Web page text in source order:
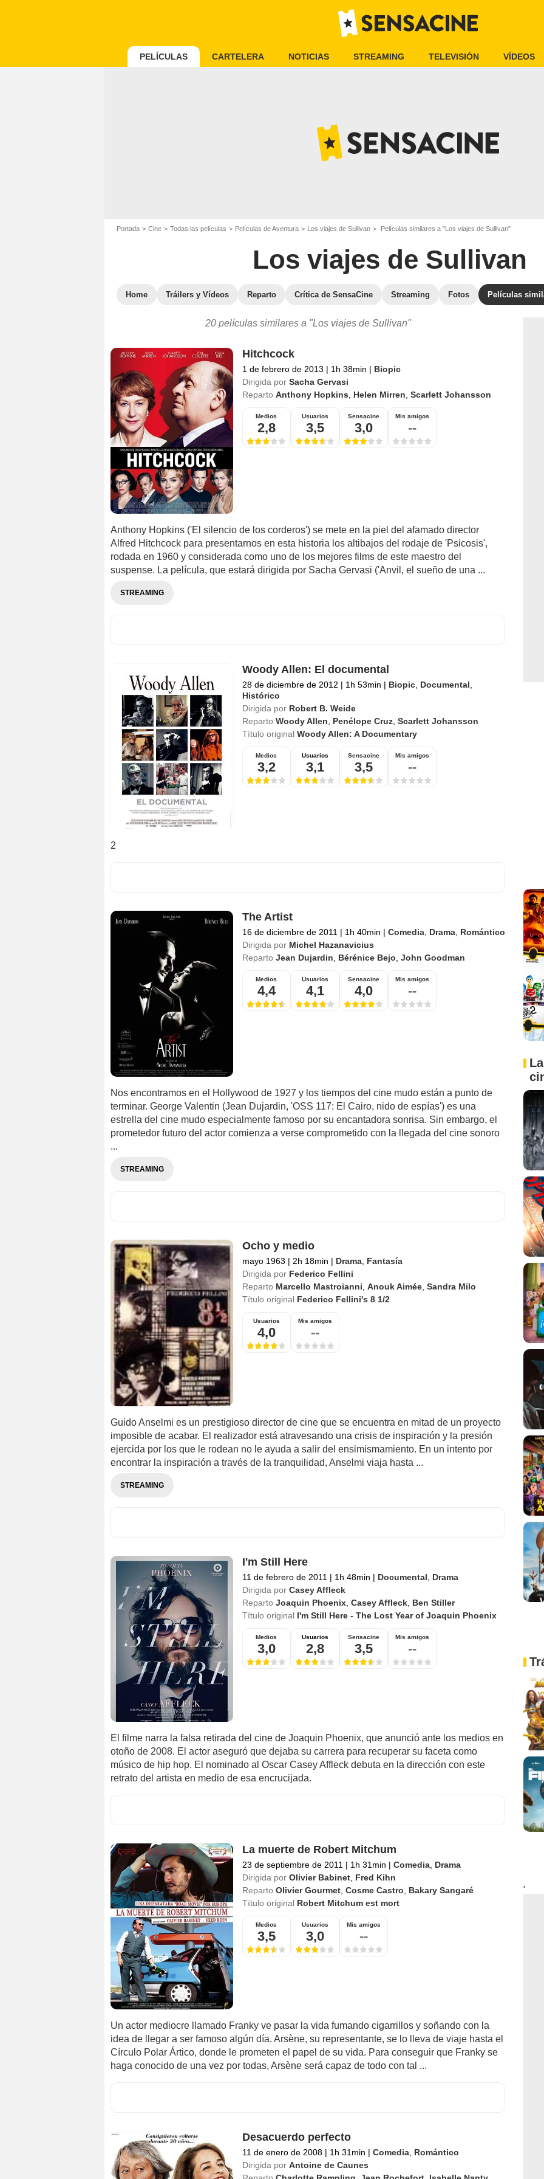
PELÍCULAS CARTELERA NOTICIAS STREAMING TELEVISIÓN VÍDEOS
Portada Cine Todas las películas Películas de Aventura Los viajes de Sullivan Películas similares a "Los viajes de Sullivan"
Los viajes de Sullivan
Home Tráilers y Vídeos Reparto Crítica de SensaCine Streaming Fotos Películas
20 películas similares a "Los viajes de Sullivan"
Hitchcock
1 de febrero de 2013 | 1h 38min | Biopic
Dirigida por Sacha Gervasi
Reparto Anthony Hopkins Helen Mirren Scarlett Johansson
Medios
2,8
Usuarios
3,5
Sensacine
3,0
Mis amigos
--
Anthony Hopkins ('El silencio de los corderos') se mete en la piel del afamado director
Alfred Hitchcock para presentarnos en esta historia los altibajos del rodaje de 'Psicosis',
rodada en 1960 y considerada como uno de los mejores films de este maestro del
suspense. La película, que estará dirigida por Sacha Gervasi ('Anvil, el sueño de una ...
STREAMING
Woody Allen: El documental
28 de diciembre de 2012 | 1h 53min | Biopic, Documental
Histórico
Dirigida por Robert B. Weide
Reparto Woody Allen Penélope Cruz, Scarlett Johansson
Título original Woody Allen: A Documentary
Medios
3,2
Usuarios
3,1
Sensacine
3,5
Mis amigos
--
2
The Artist
16 de diciembre de 2011 | 1h 40min | Comedia, Drama, Romántico
Dirigida por Michel Hazanavicius
Reparto Jean Dujardin Bérénice Bejo John Goodman
Medios
4,4
Usuarios
4,1
Sensacine
4,0
Mis amigos
--
Nos encontramos en el Hollywood de 1927 y los tiempos del cine mudo están a punto de
terminar. George Valentin (Jean Dujardin, 'OSS 117: El Cairo, nido de espías') es una
estrella del cine mudo especialmente famoso por su encantadora sonrisa. Sin embargo, el
prometedor futuro del actor comienza a verse comprometido con la llegada del cine sonoro
...
STREAMING
Ocho y medio
mayo 1963 | 2h 18min | Drama, Fantasía
Dirigida por Federico Fellini
Reparto Marcello Mastroianni Anouk Aimée, Sandra Milo
Título original Federico Fellini's 8 1/2
Usuarios
4,0
Mis amigos
--
Guido Anselmi es un prestigioso director de cine que se encuentra en mitad de un proyecto
imposible de acabar. El realizador está atravesando una crisis de inspiración y la presión
ejercida por los que le rodean no le ayuda a salir del ensimismamiento. En un intento por
encontrar la inspiración a través de la tranquilidad, Anselmi viaja hasta ...
STREAMING
I'm Still Here
11 de febrero de 2011 | 1h 48min | Documental
Drama
Dirigida por Casey Affleck
Reparto Joaquin Phoenix, Casey Affleck, Ben Stiller
Título original I'm Still Here - The Lost Year of Joaquin Phoenix
Medios
3,0
Usuarios
2,8
Sensacine
3,5
Mis amigos
--
El filme narra la falsa retirada del cine de Joaquin Phoenix, que anunció ante los medios en
otoño de 2008. El actor aseguró que dejaba su carrera para recuperar su faceta como
músico de hip hop. El nominado al Oscar Casey Affleck debuta en la dirección con este
retrato del artista en medio de esa encrucijada.
La muerte de Robert Mitchum
23 de septiembre de 2011 | 1h 31min | Comedia, Drama
Dirigida por Olivier Babinet, Fred Kihn
Reparto Olivier Gourmet, Cosme Castro
Bakary Sangaré
Título original Robert Mitchum est mort
Medios
3,5
Usuarios
3,0
Mis amigos
--
Un actor mediocre llamado Franky ve pasar la vida fumando cigarrillos y soñando con la
idea de llegar a ser famoso algún día. Arsène, su representante, se lo lleva de viaje hasta el
Círculo Polar Ártico, donde le prometen el papel de su vida. Para conseguir que Franky se
haga conocido de una vez por todas, Arsène será capaz de todo con tal ...
Desacuerdo perfecto
11 de enero de 2008 | 1h 31min | Comedia, Romántico
Dirigida por Antoine de Caunes
'